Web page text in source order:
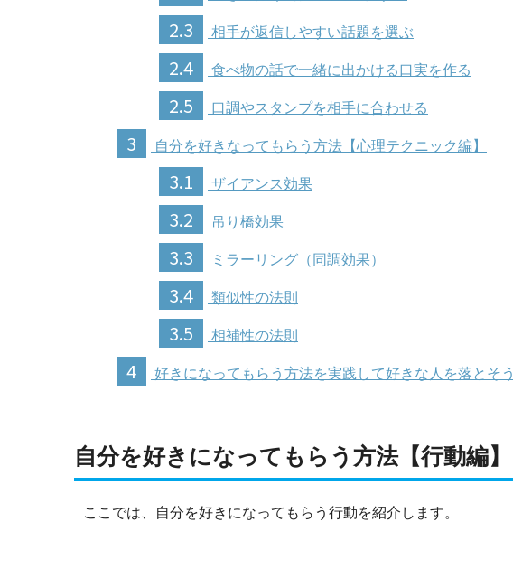
2.3 相手が返信しやすい話題を選ぶ
2.4 食べ物の話で一緒に出かける口実を作る
2.5 口調やスタンプを相手に合わせる
3 自分を好きなってもらう方法【心理テクニック編】
3.1 ザイアンス効果
3.2 吊り橋効果
3.3 ミラーリング（同調効果）
3.4 類似性の法則
3.5 相補性の法則
4 好きになってもらう方法を実践して好きな人を落とそう
自分を好きになってもらう方法【行動編】
ここでは、自分を好きになってもらう行動を紹介します。